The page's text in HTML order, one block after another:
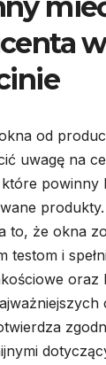
w
od
uwagę na
powinny
to, że okna
testom i
oraz